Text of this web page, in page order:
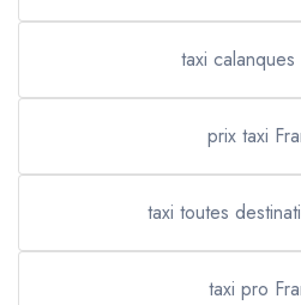
taxi calanques
prix taxi
taxi toutes
taxi pro